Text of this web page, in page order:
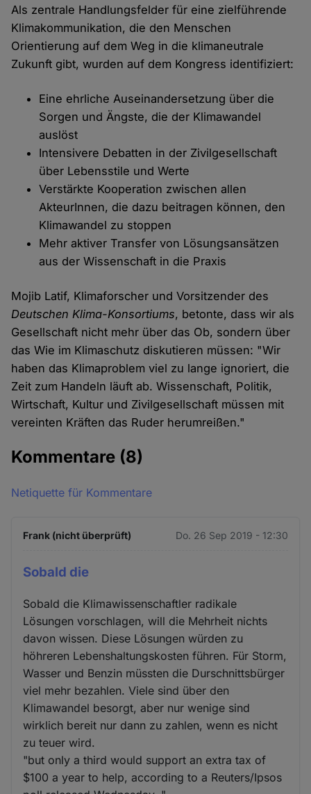
Als zentrale Handlungsfelder für eine zielführende
Klimakommunikation, die den Menschen
Orientierung auf dem Weg in die klimaneutrale
Zukunft gibt, wurden auf dem Kongress identifiziert:
Eine ehrliche Auseinandersetzung über die
Sorgen und Ängste, die der Klimawandel
auslöst
Intensivere Debatten in der Zivilgesellschaft
über Lebensstile und Werte
Verstärkte Kooperation zwischen allen
AkteurInnen, die dazu beitragen können, den
Klimawandel zu stoppen
Mehr aktiver Transfer von Lösungsansätzen
aus der Wissenschaft in die Praxis
Mojib Latif, Klimaforscher und Vorsitzender des
Deutschen Klima-Konsortiums, betonte, dass wir als
Gesellschaft nicht mehr über das Ob, sondern über
das Wie im Klimaschutz diskutieren müssen: "Wir
haben das Klimaproblem viel zu lange ignoriert, die
Zeit zum Handeln läuft ab. Wissenschaft, Politik,
Wirtschaft, Kultur und Zivilgesellschaft müssen mit
vereinten Kräften das Ruder herumreißen."
Kommentare (8)
Netiquette für Kommentare
Frank (nicht überprüft) Do. 26 Sep 2019 - 12:30
Sobald die
Sobald die Klimawissenschaftler radikale
Lösungen vorschlagen, will die Mehrheit nichts
davon wissen. Diese Lösungen würden zu
höhreren Lebenshaltungskosten führen. Für Storm,
Wasser und Benzin müssten die Durschnittsbürger
viel mehr bezahlen. Viele sind über den
Klimawandel besorgt, aber nur wenige sind
wirklich bereit nur dann zu zahlen, wenn es nicht
zu teuer wird.
"but only a third would support an extra tax of
$100 a year to help, according to a Reuters/Ipsos